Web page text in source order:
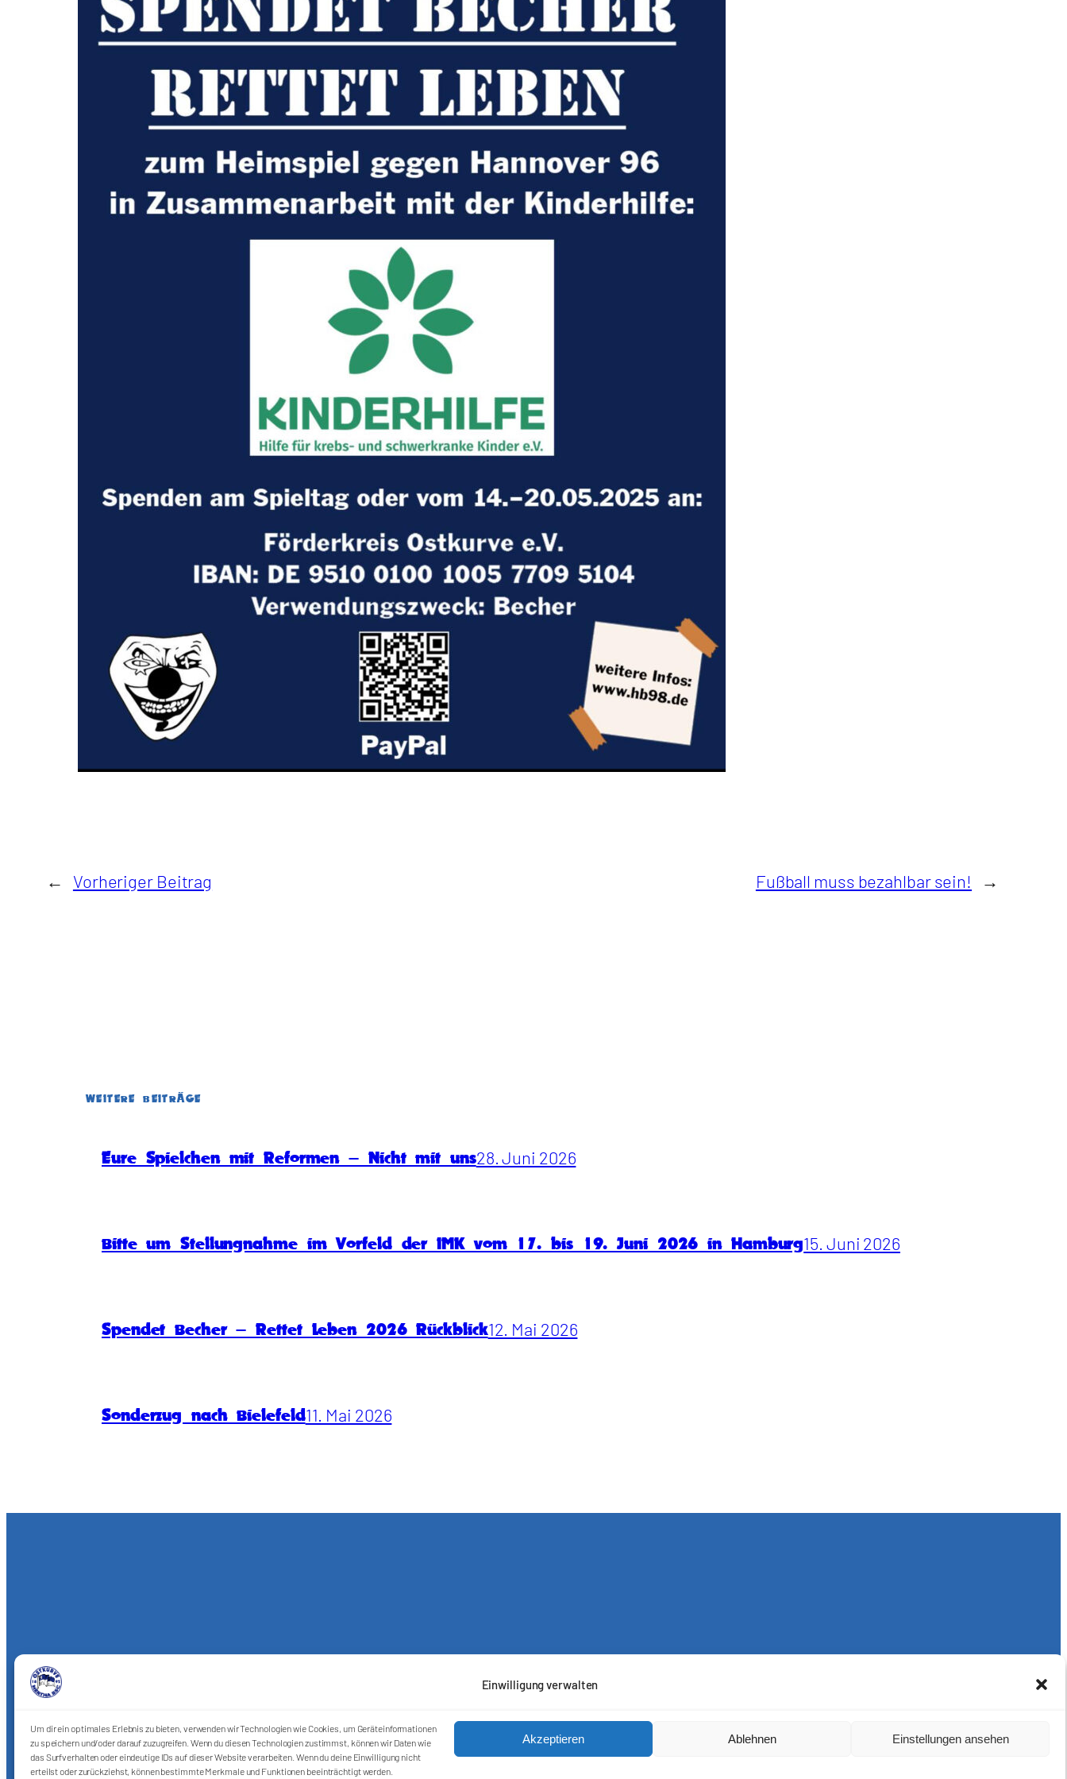
Einwilligung verwalten
Um dir ein optimales Erlebnis zu bieten, verwenden wir Technologien wie Cookies, um Geräteinformationen
zu speichern und/oder darauf zuzugreifen. Wenn du diesen Technologien zustimmst, können wir Daten wie
das Surfverhalten oder eindeutige IDs auf dieser Website verarbeiten. Wenn du deine Einwilligung nicht
erteilst oder zurückziehst, können bestimmte Merkmale und Funktionen beeinträchtigt werden.
Akzeptieren Ablehnen Einstellungen ansehen
← Vorheriger Beitrag Fußball muss bezahlbar sein! →
WEITERE BEITRÄGE
Eure Spielchen mit Reformen – Nicht mit uns28. Juni 2026
Bitte um Stellungnahme im Vorfeld der IMK vom 17. bis 19. Juni 2026 in Hamburg15. Juni 2026
Spendet Becher – Rettet Leben 2026 Rückblick12. Mai 2026
Sonderzug nach Bielefeld11. Mai 2026